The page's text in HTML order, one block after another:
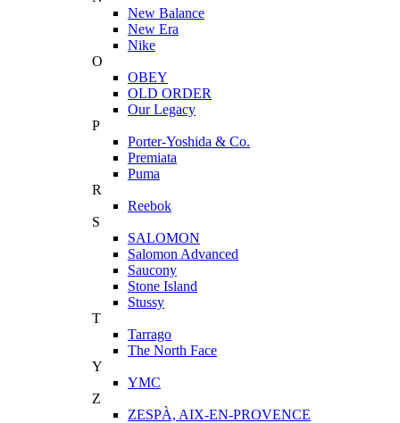
New Balance
New Era
Nike
O
OBEY
OLD ORDER
Our Legacy
P
Porter-Yoshida & Co.
Premiata
Puma
R
Reebok
S
SALOMON
Salomon Advanced
Saucony
Stone Island
Stussy
T
Tarrago
The North Face
Y
YMC
Z
ZESPÀ, AIX-EN-PROVENCE